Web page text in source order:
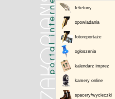
felietony
opowiadania
fotoreportaże
ogłoszenia
kalendarz imprez
kamery online
spacery/wycieczki